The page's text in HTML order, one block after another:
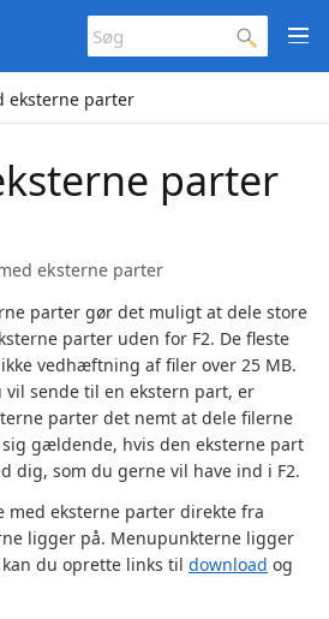
eksterne parter
parter
eksterne parter
parter gør det muligt at dele store
parter uden for F2. De fleste
vedhæftning af filer over 25 MB.
vil sende til en ekstern part, er
parter det nemt at dele filerne
gældende, hvis den eksterne part
dig, som du gerne vil have ind i F2.
med eksterne parter direkte fra
ligger på. Menupunkterne ligger
du oprette links til download og